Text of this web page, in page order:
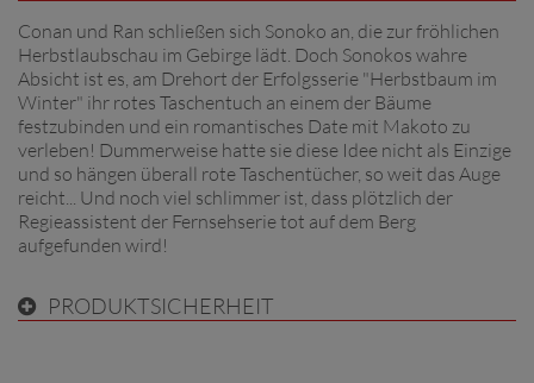
Conan und Ran schließen sich Sonoko an, die zur fröhlichen
Herbstlaubschau im Gebirge lädt. Doch Sonokos wahre
Absicht ist es, am Drehort der Erfolgsserie "Herbstbaum im
Winter" ihr rotes Taschentuch an einem der Bäume
festzubinden und ein romantisches Date mit Makoto zu
verleben! Dummerweise hatte sie diese Idee nicht als Einzige
und so hängen überall rote Taschentücher, so weit das Auge
reicht... Und noch viel schlimmer ist, dass plötzlich der
Regieassistent der Fernsehserie tot auf dem Berg
aufgefunden wird!
PRODUKTSICHERHEIT